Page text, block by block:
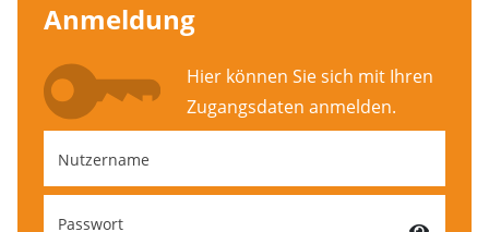
Anmeldung
Hier können Sie sich mit Ihren
Zugangs­daten anmelden.
Nutzername
Passwort